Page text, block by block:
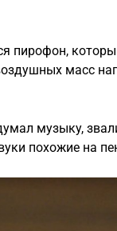
пирофон,
масс
музыку,
похожие на